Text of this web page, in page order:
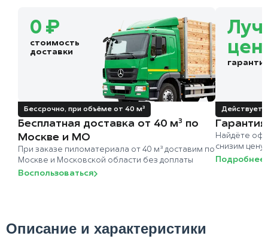
0 ₽
стоимость
доставки
Бессрочно, при объёме от 40 м³
Бесплатная доставка от 40 м³ по
Москве и МО
При заказе пиломатериала от 40 м³ доставим по
Москве и Московской области без доплаты
Воспользоваться
Действует
Найдёте
снизим
Подробнее
Описание и характеристики